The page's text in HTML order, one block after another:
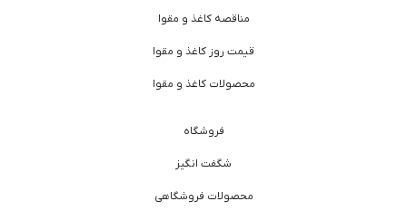
مناقصه کاغذ و مقوا
قیمت روز کاغذ و مقوا
محصولات کاغذ و مقوا
فروشگاه
شگفت انگیز
محصولات فروشگاهی